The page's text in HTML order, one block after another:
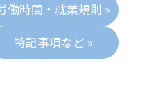
働時間・就業規則 »
特記事項など »